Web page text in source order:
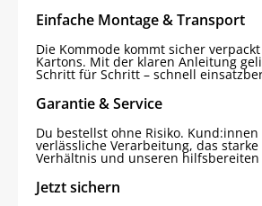
Einfache Montage & Transport
Die Kommode kommt sicher
Kartons. Mit der klaren Anleitung
Schritt für Schritt – schnell
Garantie & Service
Du bestellst ohne Risiko.
verlässliche Verarbeitung, das starke
Verhältnis und unseren hilfsbereiten
Jetzt sichern